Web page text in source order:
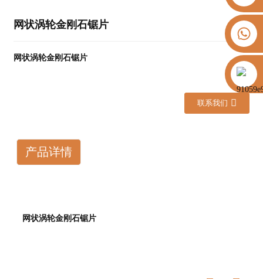
网状涡轮金刚石锯片
网状涡轮金刚石锯片
联系我们
产品详情
网状涡轮金刚石锯片